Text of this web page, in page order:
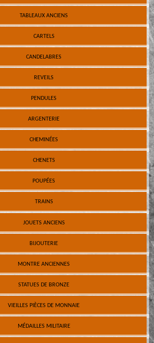
TABLEAUX ANCIENS
CARTELS
CANDELABRES
REVEILS
PENDULES
ARGENTERIE
CHEMINÉES
CHENETS
POUPÉES
TRAINS
JOUETS ANCIENS
BIJOUTERIE
MONTRE ANCIENNES
STATUES DE BRONZE
VIEILLES PIÈCES DE MONNAIE
MÉDAILLES MILITAIRE